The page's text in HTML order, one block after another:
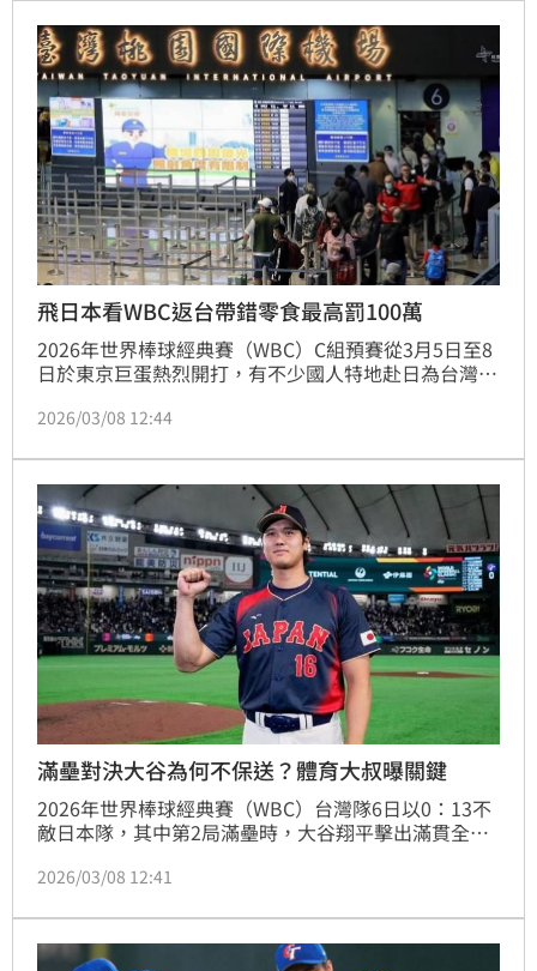
至可能引發大規模航班減次或取消，嚴重衝擊即將到來
的暑期海外旅遊市場。
飛日本看WBC返台帶錯零食最高罰100萬
2026年世界棒球經典賽（WBC）C組預賽從3月5日至8
日於東京巨蛋熱烈開打，有不少國人特地赴日為台灣球
針對日本返台熱門零食與伴手禮整理出一份「入境檢疫
成分，以免誤攜違規動植物產品入境，違者最高恐挨罰
新台幣100萬元。
2026/03/08 12:44
滿壘對決大谷為何不保送？體育大叔曝關鍵
2026年世界棒球經典賽（WBC）台灣隊6日以0：13不
敵日本隊，其中第2局滿壘時，大谷翔平擊出滿貫全壘
少球迷好奇，當時為何不選擇故意四壞球保送大谷。
2026/03/08 12:41